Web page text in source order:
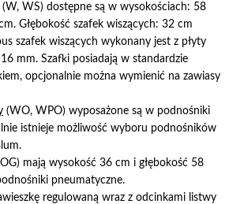
(W, WS) dostępne są w wysokościach: 58
Głębokość szafek wiszących: 32 cm
szafek wiszących wykonany jest z płyty
mm. Szafki posiadają w standardzie
opcjonalnie można wymienić na zawiasy
(WO, WPO) wyposażone są w podnośniki
istnieje możliwość wyboru podnośników
mają wysokość 36 cm i głębokość 58
pneumatyczne.
regulowaną wraz z odcinkami listwy